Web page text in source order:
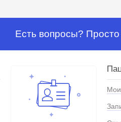
Есть вопросы?